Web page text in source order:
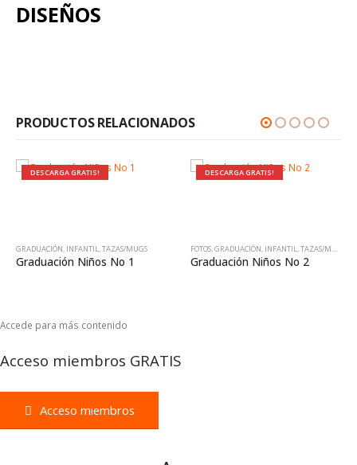
DISEÑOS
PRODUCTOS RELACIONADOS
DESCARGA GRATIS!
GRADUACIÓN, INFANTIL,TAZAS/MUGS
Graduación Niños No 1
DESCARGA GRATIS!
FOTOS,GRADUACIÓN, INFANTIL,TAZAS/MUGS
Graduación Niños No 2
Accede para más contenido
Acceso miembros GRATIS
Acceso miembros